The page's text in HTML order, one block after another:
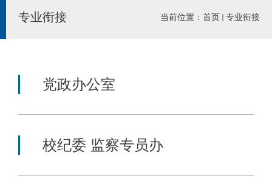
专业衔接 当前位置： 首页 专业衔接
党政办公室
校纪委 监察专员办